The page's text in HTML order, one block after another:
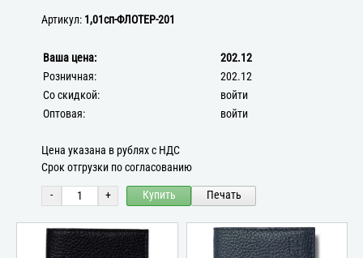
Артикул: 1,01сп-ФЛОТЕР-201
Ваша цена:
202.12
Розничная:
202.12
Со скидкой:
войти
Оптовая:
войти
Цена указана в рублях с НДС
Срок отгрузки по согласованию
- + Купить Печать